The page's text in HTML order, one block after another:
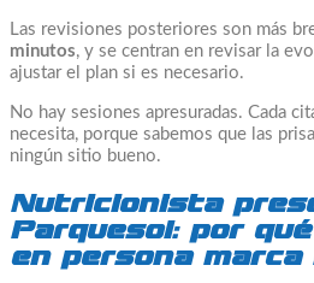
Las revisiones posteriores son más
minutos, y se centran en revisar la
ajustar el plan si es necesario.
No hay sesiones apresuradas. Cada
necesita, porque sabemos que las
ningún sitio bueno.
Nutricionista
Parquesol: por
en persona